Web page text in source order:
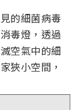
的細菌病毒
毒燈，透過
空氣中的細
狹小空間，